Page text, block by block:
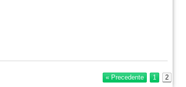
« Precedente 1 2